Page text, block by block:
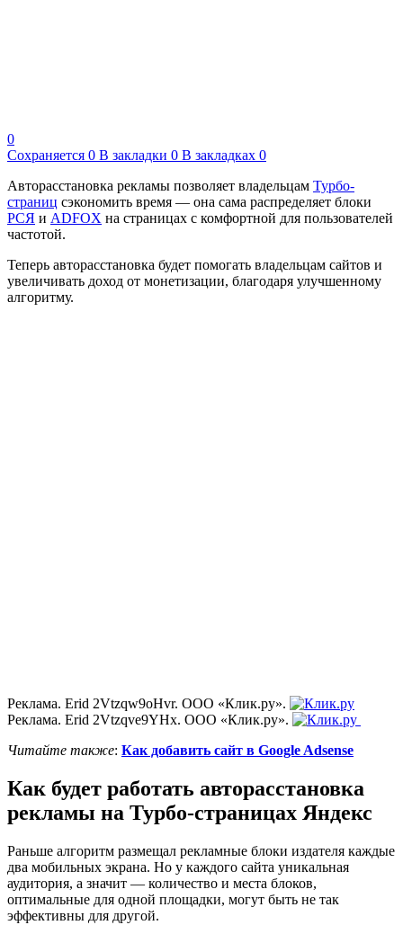
0
Сохраняется 0 В закладки 0 В закладках 0
Авторасстановка рекламы позволяет владельцам Турбо-
страниц cэкономить время — она сама распределяет блоки
РСЯ и ADFOX на страницах с комфортной для пользователей
частотой.
Теперь авторасстановка будет помогать владельцам сайтов и
увеличивать доход от монетизации, благодаря улучшенному
алгоритму.
Реклама. Erid 2Vtzqw9oHvr. ООО «Клик.ру».
Реклама. Erid 2Vtzqve9YHx. ООО «Клик.ру».
Читайте также: Как добавить сайт в Google Adsense
Как будет работать авторасстановка
рекламы на Турбо-страницах Яндекс
Раньше алгоритм размещал рекламные блоки издателя каждые
два мобильных экрана. Но у каждого сайта уникальная
аудитория, а значит — количество и места блоков,
оптимальные для одной площадки, могут быть не так
эффективны для другой.